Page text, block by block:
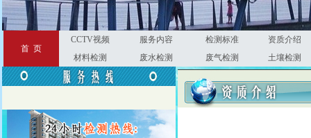
首 页
CCTV视频 服务内容 检测标准
资质介绍
材料检测
废水检测 废气检测 土壤检测